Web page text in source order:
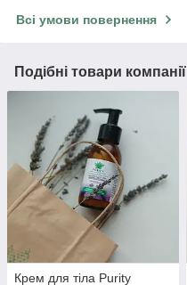
Всі умови повернення
Подібні товари компанії
Крем для тіла Purity